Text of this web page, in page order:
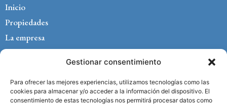
Gestionar consentimiento
Para ofrecer las mejores experiencias, utilizamos tecnologías como las
cookies para almacenar y/o acceder a la información del dispositivo. El
consentimiento de estas tecnologías nos permitirá procesar datos como
Inicio
Propiedades
La empresa
Management
Blog
Contacto